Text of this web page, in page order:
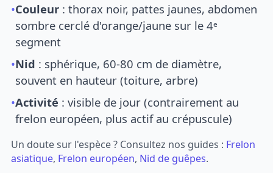
•Couleur : thorax noir, pattes jaunes, abdomen
sombre cerclé d'orange/jaune sur le 4ᵉ
segment
•Nid : sphérique, 60-80 cm de diamètre,
souvent en hauteur (toiture, arbre)
•Activité : visible de jour (contrairement au
frelon européen, plus actif au crépuscule)
Un doute sur l'espèce ? Consultez nos guides : Frelon
asiatique, Frelon européen, Nid de guêpes.